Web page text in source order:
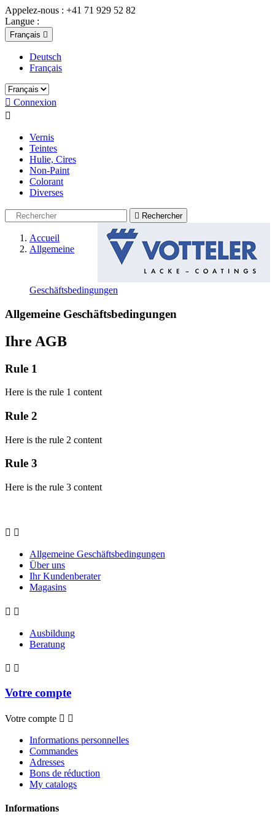
Appelez-nous : +41 71 929 52 82
Langue :
Français 
Deutsch
Français
 Connexion

Vernis
Teintes
Hulie, Cires
Non-Paint
Colorant
Diverses
 Rechercher
Accueil
Allgemeine
Geschäftsbedingungen
Allgemeine Geschäftsbedingungen
Ihre AGB
Rule 1
Here is the rule 1 content
Rule 2
Here is the rule 2 content
Rule 3
Here is the rule 3 content
 
Allgemeine Geschäftsbedingungen
Über uns
Ihr Kundenberater
Magasins
 
Ausbildung
Beratung
 
Votre compte
Votre compte  
Informations personnelles
Commandes
Adresses
Bons de réduction
My catalogs
Informations